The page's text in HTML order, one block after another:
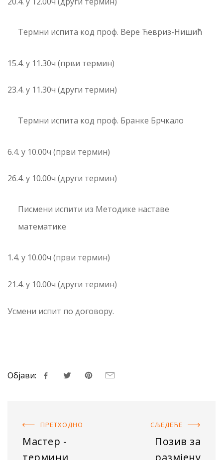
Термни испита код проф. Вере Ћевриз-Нишић
15.4. у 11.30ч (први термин)
23.4. у 11.30ч (други термин)
Термни испита код проф. Бранке Брчкало
6.4. у 10.00ч (први термин)
26.4. у 10.00ч (други термин)
Писмени испити из Методике наставе
математике
1.4. у 10.00ч (први термин)
21.4. у 10.00ч (други термин)
Усмени испит по договору.
Објави:
ПРЕТХОДНO
Мастер -
термини
СЉЕДЕЋE
Позив за
размјену